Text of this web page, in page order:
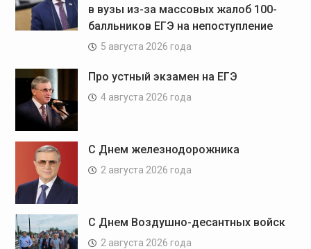
в вузы из-за массовых жалоб 100-
балльников ЕГЭ на непоступление
5 августа 2026 года
Про устный экзамен на ЕГЭ
4 августа 2026 года
С Днем железнодорожника
2 августа 2026 года
С Днем Воздушно-десантных войск
2 августа 2026 года